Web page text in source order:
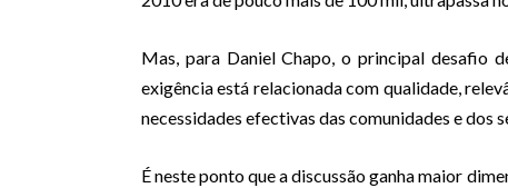
Mas, para Daniel Chapo, o principal desafio
exigência está relacionada com qualidade,
necessidades efectivas das comunidades e dos
É neste ponto que a discussão ganha maior